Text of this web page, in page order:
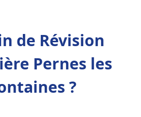
de Révision
Pernes les
?